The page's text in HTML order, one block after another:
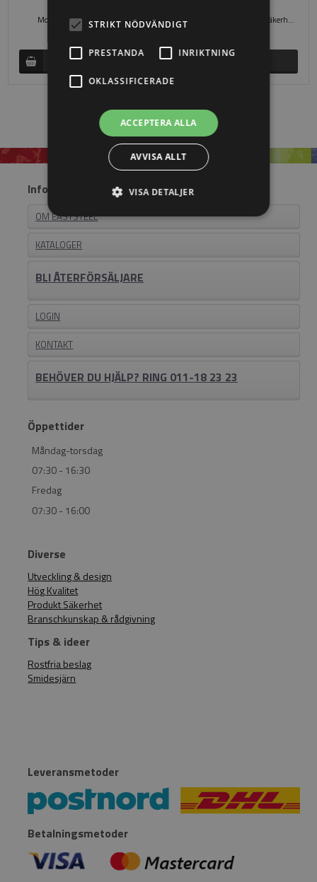
Mothåll - Med säkerhetslås Locinox låsmotsvarighet med säkerhetslås för fyrkantsrör.
Information
OM EASYSTEEL
KATALOGER
BLI ÅTERFÖRSÄLJARE
LOGIN
KONTAKT
BEHÖVER DU HJÄLP? RING 011-18 23 23
Öppettider
Måndag-torsdag
07:30 - 16:30
Fredag
07:30 - 16:00
Diverse
Utveckling & design
Hög Kvalitet
Produkt Säkerhet
Branschkunskap & rådgivning
Tips & ideer
Rostfria beslag
Smidesjärn
Leveransmetoder
Betalningsmetoder
STRIKT NÖDVÄNDIGT
PRESTANDA INRIKTNING
OKLASSIFICERADE
ACCEPTERA ALLA
AVVISA ALLT
VISA DETALJER